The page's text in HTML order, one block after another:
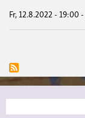
Fr, 12.8.2022 - 19:00-
Suche